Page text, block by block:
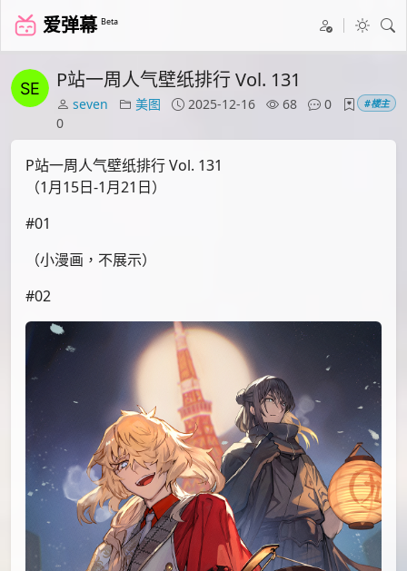
爱弹幕 Beta
P站一周人气壁纸排行 Vol. 131
seven 美图 2025-12-16 68
0
0
#楼主
P站一周人气壁纸排行 Vol. 131
（1月15日-1月21日）
#01
（小漫画，不展示）
#02